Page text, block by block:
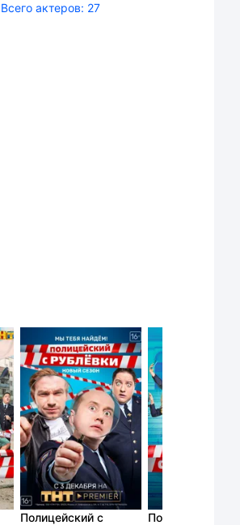
Всего актеров: 27
Полицейский с
Полицейский с